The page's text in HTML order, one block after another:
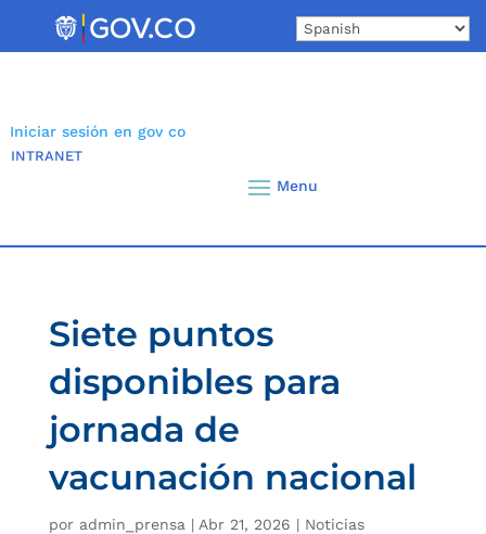
Iniciar sesión en gov co
INTRANET
Siete puntos
disponibles para
jornada de
vacunación nacional
por admin_prensa | Abr 21, 2026 | Noticias